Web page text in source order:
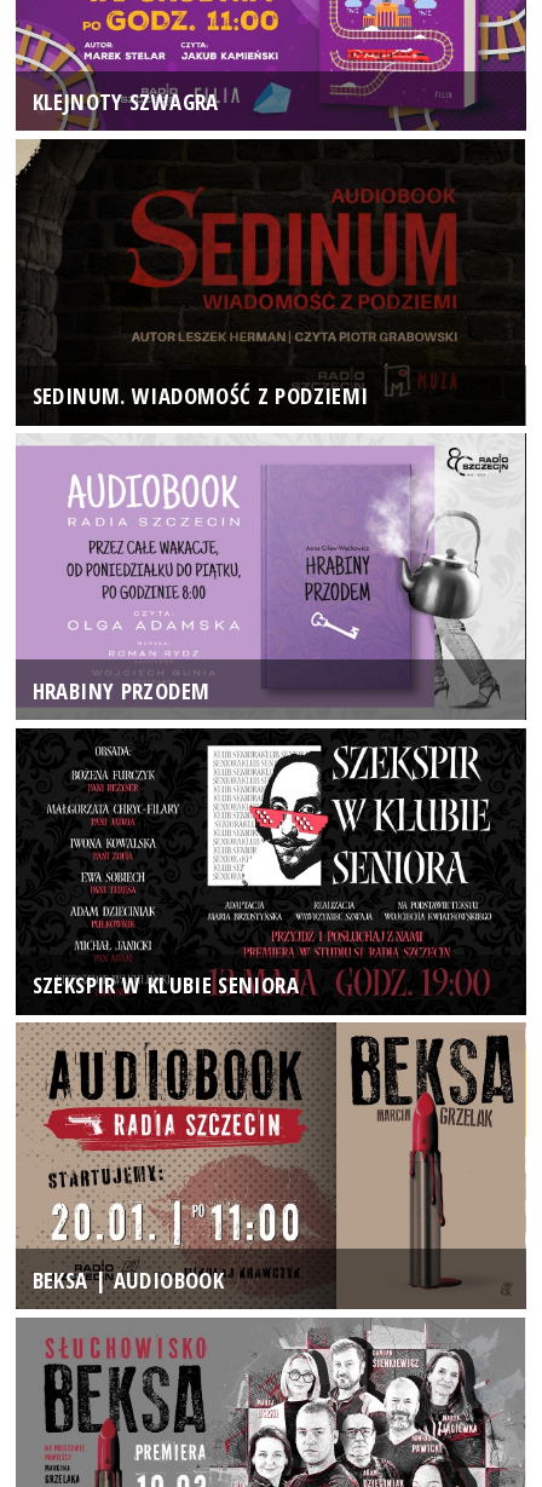
KLEJNOTY SZWAGRA
SEDINUM. WIADOMOŚĆ Z PODZIEMI
HRABINY PRZODEM
SZEKSPIR W KLUBIE SENIORA
BEKSA | AUDIOBOOK